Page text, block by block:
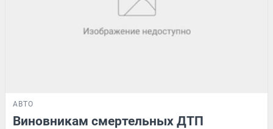
АВТО
Виновникам смертельных ДТП